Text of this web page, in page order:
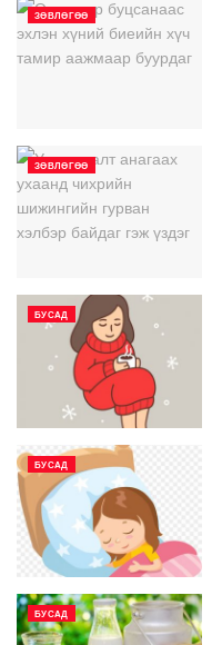
ЗӨВЛӨГӨӨ
ЗӨВЛӨГӨӨ
БУСАД
БУСАД
БУСАД